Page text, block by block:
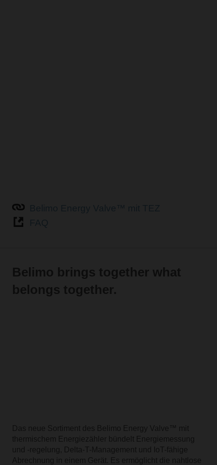
Belimo brings together what
belongs together.
Das neue Sortiment des Belimo Energy Valve™ mit
thermischem Energiezähler bündelt Energiemessung
und -regelung, Delta-T-Management und IoT-fähige
Abrechnung in einem Gerät. Es ermöglicht die nahtlose